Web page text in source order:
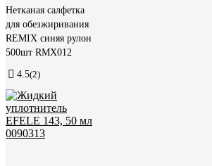
Нетканая салфетка
для обезжиривания
REMIX синяя рулон
500шт RMX012
4.5(2)